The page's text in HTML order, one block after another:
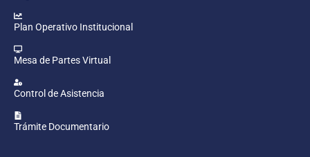
Plan Operativo Institucional
Mesa de Partes Virtual
Control de Asistencia
Trámite Documentario